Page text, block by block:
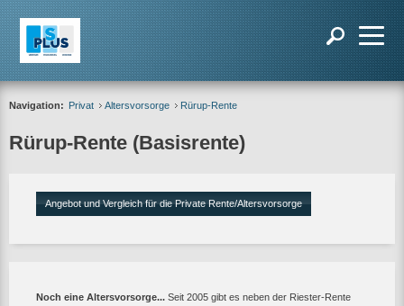
Navigation: Privat Altersvorsorge Rürup-Rente
Rürup-Rente (Basisrente)
Angebot und Vergleich für die Private Rente/Altersvorsorge
Noch eine Altersvorsorge... Seit 2005 gibt es neben der Riester-Rente